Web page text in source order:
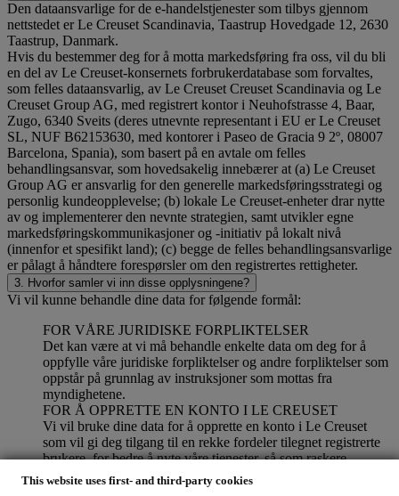
This website uses first- and third-party cookies
Den dataansvarlige for de e-handelstjenester som tilbys gjennom
nettstedet er Le Creuset Scandinavia, Taastrup Hovedgade 12, 2630
Taastrup, Danmark.
Hvis du bestemmer deg for å motta markedsføring fra oss, vil du bli
en del av Le Creuset-konsernets forbrukerdatabase som forvaltes,
som felles dataansvarlig, av Le Creuset Creuset Scandinavia og Le
Creuset Group AG, med registrert kontor i Neuhofstrasse 4, Baar,
Zugo, 6340 Sveits (deres utnevnte representant i EU er Le Creuset
SL, NUF B62153630, med kontorer i Paseo de Gracia 9 2º, 08007
Barcelona, Spania), som basert på en avtale om felles
behandlingsansvar, som hovedsakelig innebærer at (a) Le Creuset
Group AG er ansvarlig for den generelle markedsføringsstrategi og
personlig kundeopplevelse; (b) lokale Le Creuset-enheter drar nytte
av og implementerer den nevnte strategien, samt utvikler egne
markedsføringskommunikasjoner og -initiativ på lokalt nivå
(innenfor et spesifikt land); (c) begge de felles behandlingsansvarlige
er pålagt å håndtere forespørsler om den registrertes rettigheter.
3. Hvorfor samler vi inn disse opplysningene?
Vi vil kunne behandle dine data for følgende formål:
FOR VÅRE JURIDISKE FORPLIKTELSER
Det kan være at vi må behandle enkelte data om deg for å
oppfylle våre juridiske forpliktelser og andre forpliktelser som
oppstår på grunnlag av instruksjoner som mottas fra
myndighetene.
FOR Å OPPRETTE EN KONTO I LE CREUSET
Vi vil bruke dine data for å opprette en konto i Le Creuset
som vil gi deg tilgang til en rekke fordeler tilegnet registrerte
brukere, for bedre å nyte våre tjenester, så som raskere
utsjekking, lagre flere forsendelsesadresser, vise og spore
bestillinger. Denne behandlingsaktiviteten er basert på den